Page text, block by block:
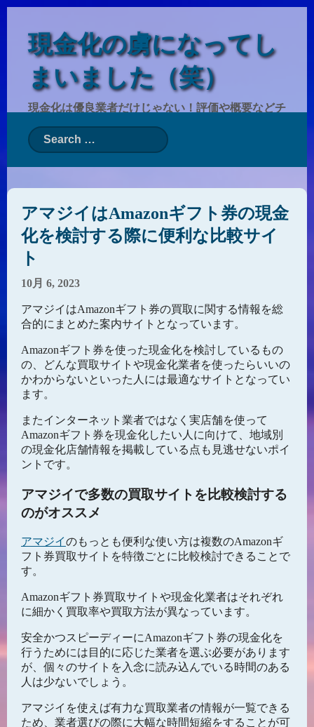
現金化の虜になってし
まいました（笑）
現金化は優良業者だけじゃない！評価や概要などチ
アマジイはAmazonギフト券の現金
化を検討する際に便利な比較サイ
ト
10月 6, 2023
アマジイはAmazonギフト券の買取に関する情報を総
合的にまとめた案内サイトとなっています。
Amazonギフト券を使った現金化を検討しているもの
の、どんな買取サイトや現金化業者を使ったらいいの
かわからないといった人には最適なサイトとなってい
ます。
またインターネット業者ではなく実店舗を使って
Amazonギフト券を現金化したい人に向けて、地域別
の現金化店舗情報を掲載している点も見逃せないポイ
ントです。
アマジイで多数の買取サイトを比較検討する
のがオススメ
アマジイのもっとも便利な使い方は複数のAmazonギ
フト券買取サイトを特徴ごとに比較検討できることで
す。
Amazonギフト券買取サイトや現金化業者はそれぞれ
に細かく買取率や買取方法が異なっています。
安全かつスピーディーにAmazonギフト券の現金化を
行うためには目的に応じた業者を選ぶ必要があります
が、個々のサイトを入念に読み込んでいる時間のある
人は少ないでしょう。
アマジイを使えば有力な買取業者の情報が一覧できる
ため、業者選びの際に大幅な時間短縮をすることが可